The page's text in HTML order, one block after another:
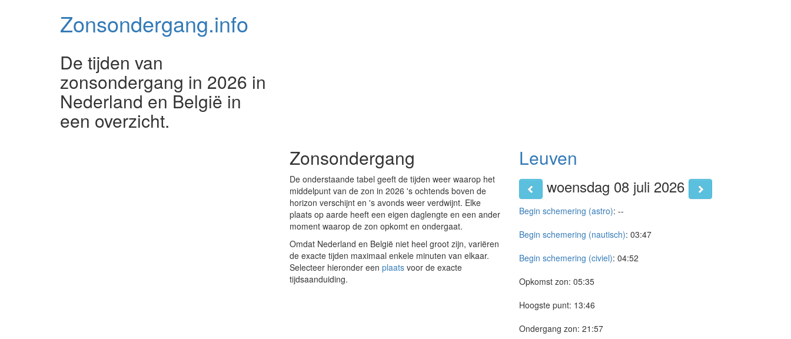
Zonsondergang.info
De tijden van
zonsondergang in 2026 in
Nederland en België in
een overzicht.
Zonsondergang
De onderstaande tabel geeft de tijden weer waarop het
middelpunt van de zon in 2026 's ochtends boven de
horizon verschijnt en 's avonds weer verdwijnt. Elke
plaats op aarde heeft een eigen daglengte en een ander
moment waarop de zon opkomt en ondergaat.
Omdat Nederland en België niet heel groot zijn, variëren
de exacte tijden maximaal enkele minuten van elkaar.
Selecteer hieronder een plaats voor de exacte
tijdsaanduiding.
Leuven
woensdag 08 juli 2026
Begin schemering (astro): --
Begin schemering (nautisch): 03:47
Begin schemering (civiel): 04:52
Opkomst zon: 05:35
Hoogste punt: 13:46
Ondergang zon: 21:57